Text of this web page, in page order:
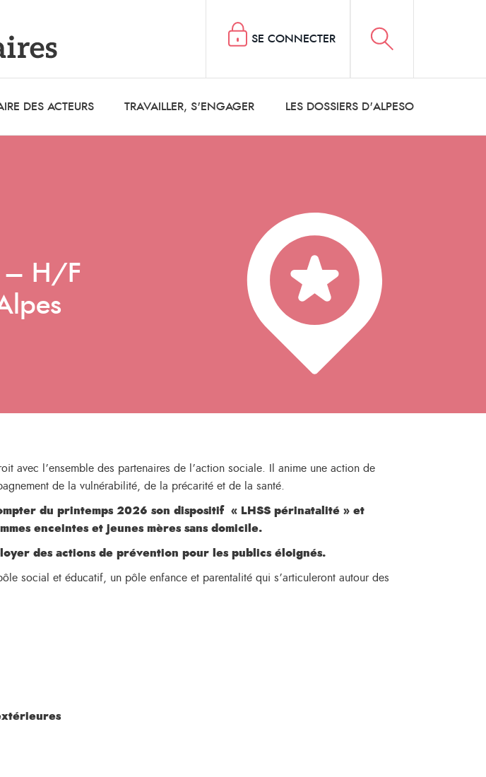
DES ACTEURS TRAVAILLER, S'ENGAGER LES DOSSIERS D'ALPESO
SE CONNECTER
– H/F
avec l’ensemble des partenaires de l’action sociale. Il anime une action de
de la vulnérabilité, de la précarité et de la santé.
du printemps 2026 son dispositif « LHSS périnatalité » et
enceintes et jeunes mères sans domicile.
des actions de prévention pour les publics éloignés.
social et éducatif, un pôle enfance et parentalité qui s’articuleront autour des